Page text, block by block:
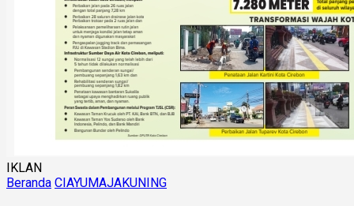
IKLAN
Beranda CIAYUMAJAKUNING